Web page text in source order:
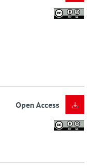
Open Access